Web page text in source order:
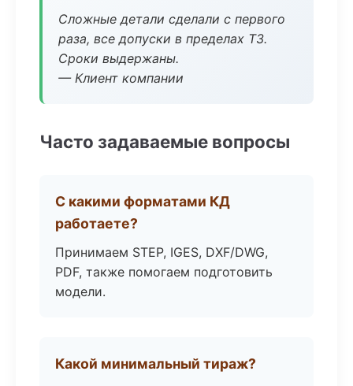
Сложные детали сделали с первого
раза, все допуски в пределах ТЗ.
Сроки выдержаны.
— Клиент компании
Часто задаваемые вопросы
С какими форматами КД
работаете?
Принимаем STEP, IGES, DXF/DWG,
PDF, также помогаем подготовить
модели.
Какой минимальный тираж?